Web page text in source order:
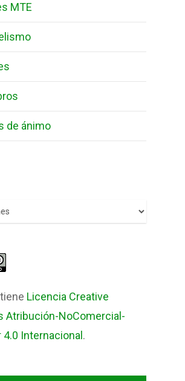
MTE
de ánimo
Licencia Creative
Atribución-NoComercial-
4.0 Internacional .